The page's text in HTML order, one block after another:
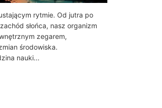
rytmie. Od jutra po
słońca, nasz organizm
zegarem,
środowiska.
nauki...